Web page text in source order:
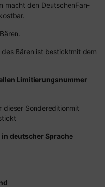
macht den DeutschenFan-
Bären ist besticktmit dem
Limitierungsnummer
dieser Sondereditionmit
in deutscher Sprache